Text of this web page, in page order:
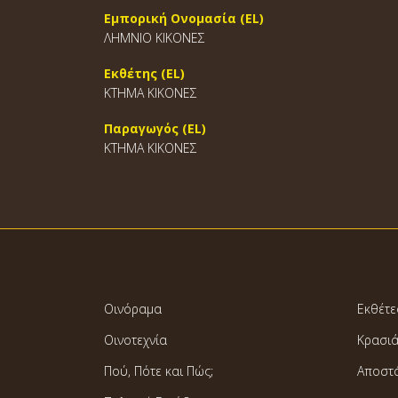
Εμπορική Ονομασία (EL)
ΛΗΜΝΙΟ ΚΙΚΟΝΕΣ
Εκθέτης (EL)
ΚΤΗΜΑ ΚΙΚΟΝΕΣ
Παραγωγός (EL)
ΚΤΗΜΑ ΚΙΚΟΝΕΣ
Οινόραμα
Οινοτεχνία
Πού, Πότε και Πώς;
Κρασιά